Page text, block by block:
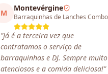
M
Montevérgine
"Já é a terceira vez que
contratamos o serviço de
barraquinhas e DJ. Sempre muito
atenciosos e a comida deliciosa!"